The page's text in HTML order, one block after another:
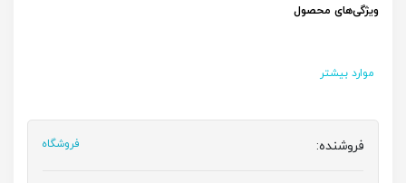
ویژگی‌های محصول
موارد بیشتر
فروشنده: فروشگاه